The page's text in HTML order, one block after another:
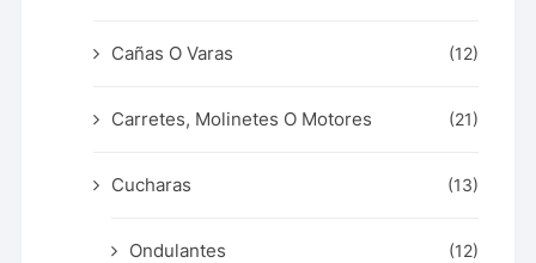
Cañas O Varas (12)
Carretes, Molinetes O Motores (21)
Cucharas (13)
Ondulantes (12)